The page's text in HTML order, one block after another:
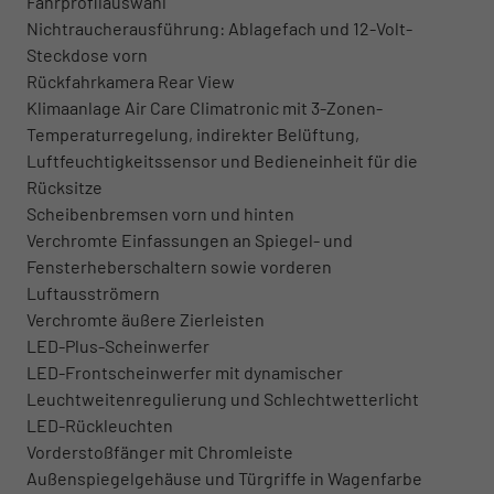
Nichtraucherausführung: Ablagefach und 12-Volt-
Steckdose vorn
Rückfahrkamera Rear View
Klimaanlage Air Care Climatronic mit 3-Zonen-
Temperaturregelung, indirekter Belüftung,
Luftfeuchtigkeitssensor und Bedieneinheit für die
Rücksitze
Scheibenbremsen vorn und hinten
Verchromte Einfassungen an Spiegel- und
Fensterheberschaltern sowie vorderen
Luftausströmern
Verchromte äußere Zierleisten
LED-Plus-Scheinwerfer
LED-Frontscheinwerfer mit dynamischer
Leuchtweitenregulierung und Schlechtwetterlicht
LED-Rückleuchten
Vorderstoßfänger mit Chromleiste
Außenspiegelgehäuse und Türgriffe in Wagenfarbe